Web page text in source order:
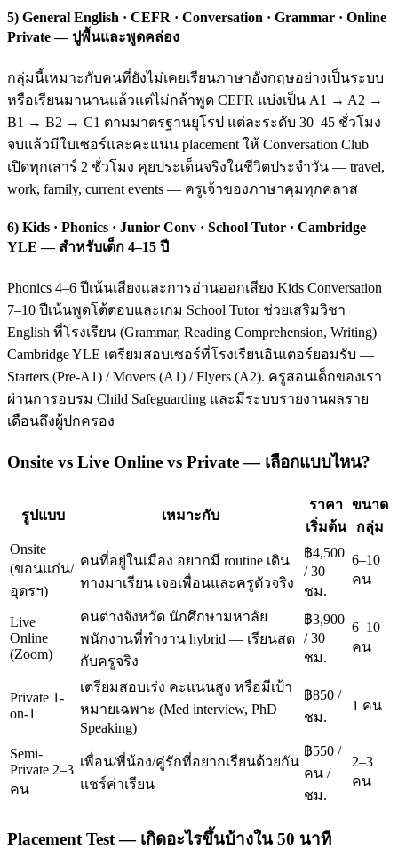
5) General English · CEFR · Conversation · Grammar · Online
Private — ปูพื้นและพูดคล่อง
กลุ่มนี้เหมาะกับคนที่ยังไม่เคยเรียนภาษาอังกฤษอย่างเป็นระบบ
หรือเรียนมานานแล้วแต่ไม่กล้าพูด CEFR แบ่งเป็น A1 → A2 →
B1 → B2 → C1 ตามมาตรฐานยุโรป แต่ละระดับ 30–45 ชั่วโมง
จบแล้วมีใบเซอร์และคะแนน placement ให้ Conversation Club
เปิดทุกเสาร์ 2 ชั่วโมง คุยประเด็นจริงในชีวิตประจำวัน — travel,
work, family, current events — ครูเจ้าของภาษาคุมทุกคลาส
6) Kids · Phonics · Junior Conv · School Tutor · Cambridge
YLE — สำหรับเด็ก 4–15 ปี
Phonics 4–6 ปีเน้นเสียงและการอ่านออกเสียง Kids Conversation
7–10 ปีเน้นพูดโต้ตอบและเกม School Tutor ช่วยเสริมวิชา
English ที่โรงเรียน (Grammar, Reading Comprehension, Writing)
Cambridge YLE เตรียมสอบเซอร์ที่โรงเรียนอินเตอร์ยอมรับ —
Starters (Pre-A1) / Movers (A1) / Flyers (A2). ครูสอนเด็กของเรา
ผ่านการอบรม Child Safeguarding และมีระบบรายงานผลราย
เดือนถึงผู้ปกครอง
Onsite vs Live Online vs Private — เลือกแบบไหน?
รูปแบบ เหมาะกับ
ราคา
เริ่มต้น
ขนาด
กลุ่ม
Onsite
(ขอนแก่น/
อุดรฯ)
คนที่อยู่ในเมือง อยากมี routine เดิน
ทางมาเรียน เจอเพื่อนและครูตัวจริง
฿4,500
/ 30
ชม.
6–10
คน
Live
Online
(Zoom)
คนต่างจังหวัด นักศึกษามหาลัย
พนักงานที่ทำงาน hybrid — เรียนสด
กับครูจริง
฿3,900
/ 30
ชม.
6–10
คน
Private 1-
on-1
เตรียมสอบเร่ง คะแนนสูง หรือมีเป้า
หมายเฉพาะ (Med interview, PhD
Speaking)
฿850 /
ชม.
1 คน
Semi-
Private 2–3
คน
เพื่อน/พี่น้อง/คู่รักที่อยากเรียนด้วยกัน
แชร์ค่าเรียน
฿550 /
คน /
ชม.
2–3
คน
Placement Test — เกิดอะไรขึ้นบ้างใน 50 นาที